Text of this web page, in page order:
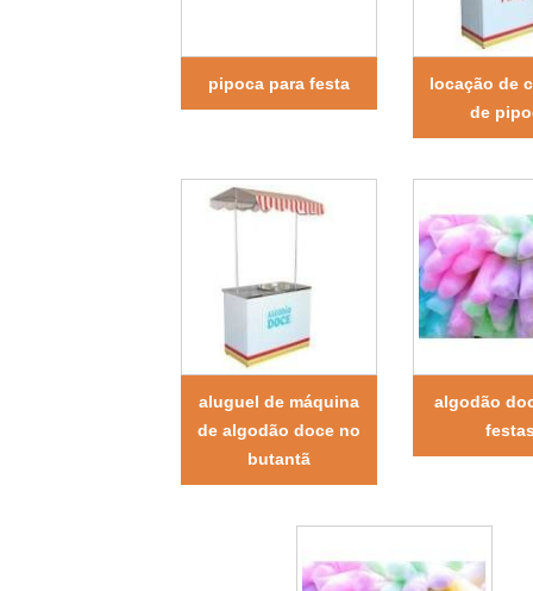
pipoca para festa
locação de
de
aluguel de máquina
de algodão doce no
butantã
algodão